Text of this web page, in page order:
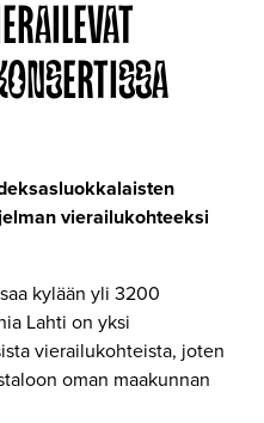
vierailukohteeksi
kylään yli 3200
Lahti on yksi
vierailukohteista, joten
oman maakunnan